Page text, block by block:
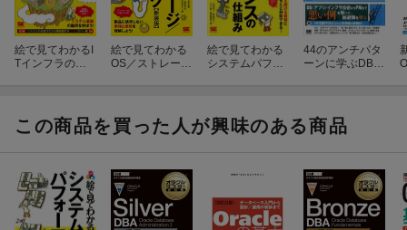
絵で見てわかるI
Tインフラの仕
絵で見てわかる
OS／ストレージ
絵で見てわかる
システムパフォ
44のアンチパタ
ーンに学ぶDBシ
この商品を買った人が興味のある商品